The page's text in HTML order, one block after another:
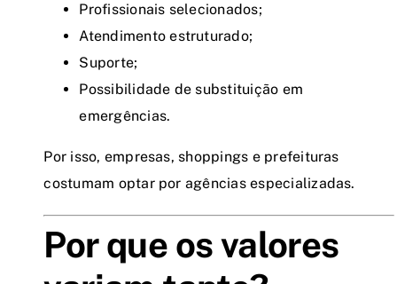
Profissionais selecionados;
Atendimento estruturado;
Suporte;
Possibilidade de substituição em
emergências.
Por isso, empresas, shoppings e prefeituras
costumam optar por agências especializadas.
Por que os valores